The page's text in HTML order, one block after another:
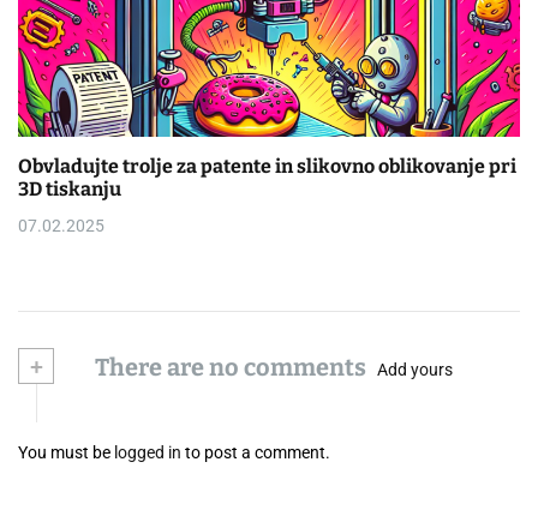
Obvladujte trolje za patente in slikovno oblikovanje pri
3D tiskanju
07.02.2025
+ There are no comments Add yours
You must be logged in to post a comment.